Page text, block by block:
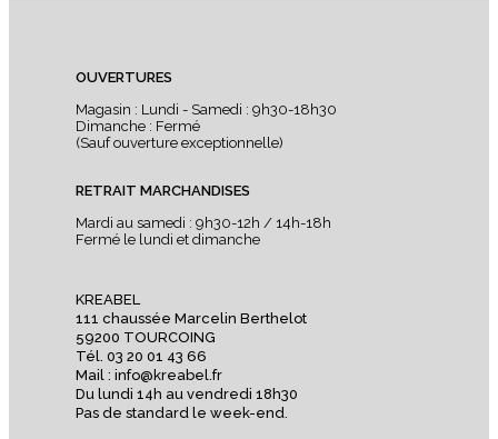
OUVERTURES
Magasin : Lundi - Samedi : 9h30-18h30
Dimanche : Fermé
(Sauf ouverture exceptionnelle)
RETRAIT MARCHANDISES
Mardi au samedi : 9h30-12h / 14h-18h
Fermé le lundi et dimanche
KREABEL
111 chaussée Marcelin Berthelot
59200 TOURCOING
Tél. 03 20 01 43 66
Mail : info@kreabel.fr
Du lundi 14h au vendredi 18h30
Pas de standard le week-end.